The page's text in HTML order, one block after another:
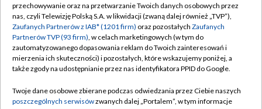
Abonament TVP
Emisja w TVP
Centrum informacji TVP
Naziemna Telewizja Cyfrowa
Rada Programowa
Regulamin TVP
Polityka prywatności
Moje zgody
Pomoc
Kontakt
przechowywanie oraz na przetwarzanie Twoich danych osobowych przez
nas, czyli Telewizję Polską S.A. w likwidacji (zwaną dalej również „TVP”),
Zaufanych Partnerów z IAB* (1201 firm) oraz pozostałych Zaufanych
Partnerów TVP (93 firm), w celach marketingowych (w tym do
zautomatyzowanego dopasowania reklam do Twoich zainteresowań i
mierzenia ich skuteczności) i pozostałych, które wskazujemy poniżej, a
także zgody na udostępnianie przez nas identyfikatora PPID do Google.
Twoje dane osobowe zbierane podczas odwiedzania przez Ciebie naszych
poszczególnych serwisówzwanych dalej „Portalem”, w tym informacje